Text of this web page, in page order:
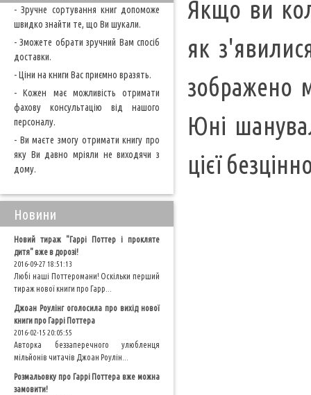
Якщо ви
як
зображено
Юні
цієї
- Зручне сортування книг допоможе
швидко знайти те, що Ви шукали.
- Зможете обрати зручний Вам спосіб
доставки.
- Ціни на книги Вас приємно вразять.
- Кожен має можливість отримати
фахову консультацію від нашого
персоналу.
- Ви маєте змогу отримати книгу про
яку Ви давно мріяли не виходячи з
дому.
Новини
Новий тираж "Гаррі Поттер і прокляте
дитя" вже в дорозі!
2016-09-27 18:51:13
Любі наші Поттеромани! Оскільки перший
тираж нової книги про Гарр...
Джоан Роулінг оголосила про вихід нової
книги про Гаррі Поттера
2016-02-15 20:05:55
Авторка беззаперечного улюбленця
мільйонів читачів Джоан Роулін...
Розмальовку про Гаррі Поттера вже можна
замовити!